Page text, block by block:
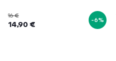
16 €
14,90 € -6%